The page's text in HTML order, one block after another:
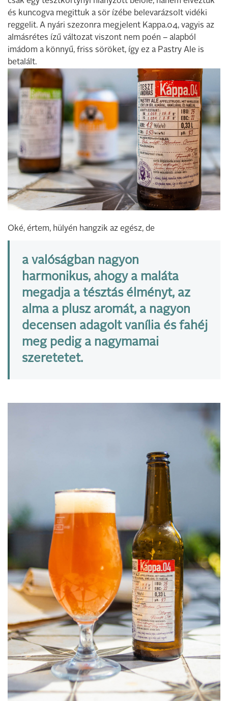
és kuncogva megittuk a sör ízébe belevarázsolt vidéki
reggelit. A nyári szezonra megjelent Kappa.04, vagyis az
almásrétes ízű változat viszont nem poén – alapból
imádom a könnyű, friss söröket, így ez a Pastry Ale is
betalált.
Oké, értem, hülyén hangzik az egész, de
a valóságban nagyon
harmonikus, ahogy a maláta
megadja a tésztás élményt, az
alma a plusz aromát, a nagyon
decensen adagolt vanília és fahéj
meg pedig a nagymamai
szeretetet.